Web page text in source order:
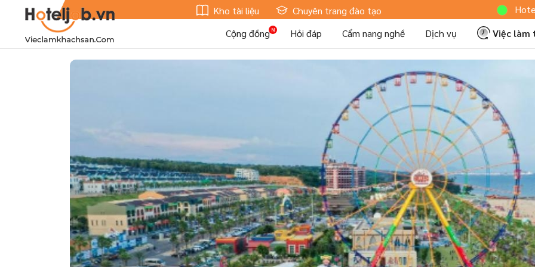
Kho tài liệu Chuyên trang đào tạo Hoteljob
Cộng đồng
Hỏi đáp Cẩm nang nghề Dịch vụ
Việc làm